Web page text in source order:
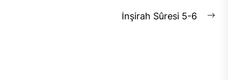
İnşirah Sûresi 5-6